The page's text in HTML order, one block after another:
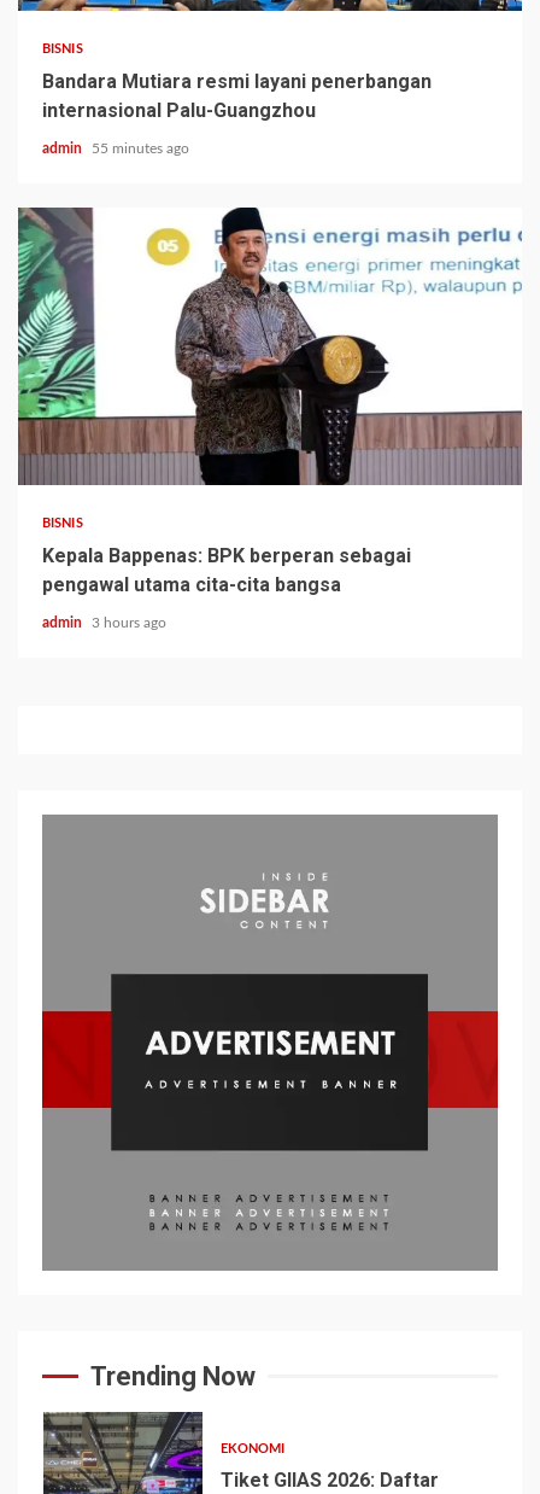
BISNIS
Bandara Mutiara resmi layani penerbangan
internasional Palu-Guangzhou
admin 55 minutes ago
BISNIS
Kepala Bappenas: BPK berperan sebagai
pengawal utama cita-cita bangsa
admin 3 hours ago
Trending Now
EKONOMI
Tiket GIIAS 2026: Daftar